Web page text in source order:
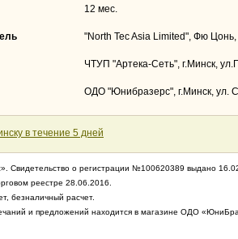
12 мес.
"North Tec Asia Limited", Фю
ЧТУП "Артека-Сеть", г.Минск,
ОДО "Юнибразерс", г.Минск, ул.
в течение 5 дней
о регистрации №100620389 выдано
реестре 28.06.2016.
безналичный расчет.
и предложений находится в магазине ОДО